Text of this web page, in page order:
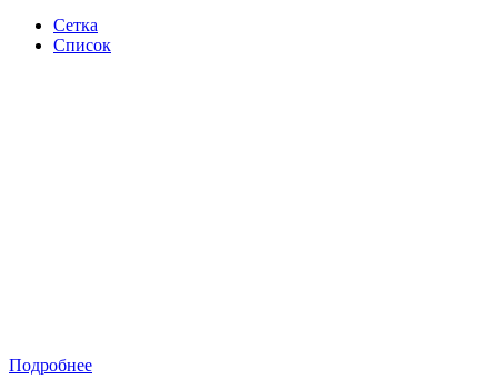
Сетка
Список
Подробнее